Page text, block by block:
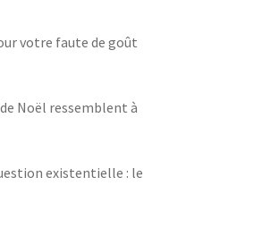
votre faute de goût
Noël ressemblent à
existentielle : le